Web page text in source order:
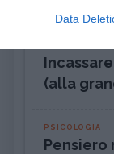
Data
(alla
PSICOLOGIA
Pensiero